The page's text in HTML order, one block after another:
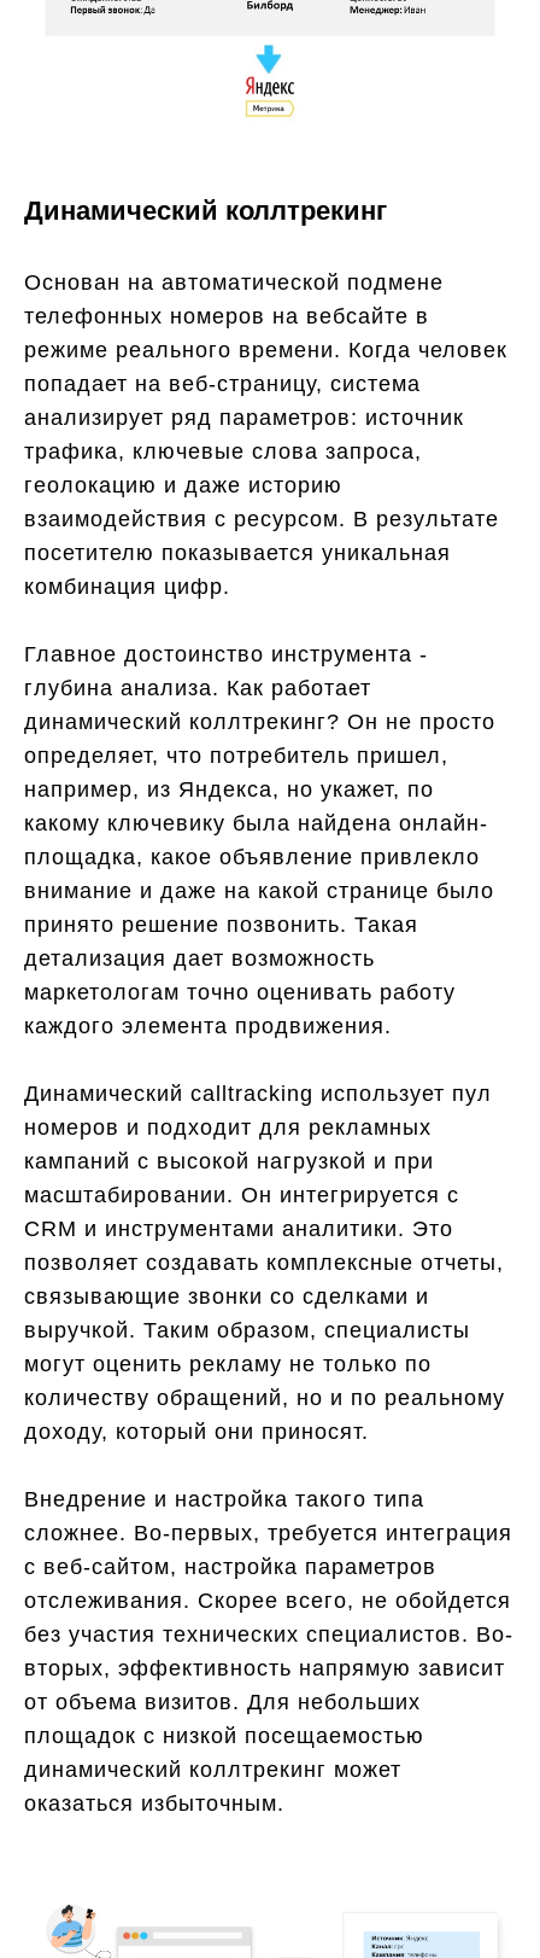
Динамический коллтрекинг
Основан на автоматической подмене
телефонных номеров на вебсайте в
режиме реального времени. Когда человек
попадает на веб-страницу, система
анализирует ряд параметров: источник
трафика, ключевые слова запроса,
геолокацию и даже историю
взаимодействия с ресурсом. В результате
посетителю показывается уникальная
комбинация цифр.
Главное достоинство инструмента -
глубина анализа. Как работает
динамический коллтрекинг? Он не просто
определяет, что потребитель пришел,
например, из Яндекса, но укажет, по
какому ключевику была найдена онлайн-
площадка, какое объявление привлекло
внимание и даже на какой странице было
принято решение позвонить. Такая
детализация дает возможность
маркетологам точно оценивать работу
каждого элемента продвижения.
Динамический calltracking использует пул
номеров и подходит для рекламных
кампаний с высокой нагрузкой и при
масштабировании. Он интегрируется с
CRM и инструментами аналитики. Это
позволяет создавать комплексные отчеты,
связывающие звонки со сделками и
выручкой. Таким образом, специалисты
могут оценить рекламу не только по
количеству обращений, но и по реальному
доходу, который они приносят.
Внедрение и настройка такого типа
сложнее. Во-первых, требуется интеграция
с веб-сайтом, настройка параметров
отслеживания. Скорее всего, не обойдется
без участия технических специалистов. Во-
вторых, эффективность напрямую зависит
от объема визитов. Для небольших
площадок с низкой посещаемостью
динамический коллтрекинг может
оказаться избыточным.